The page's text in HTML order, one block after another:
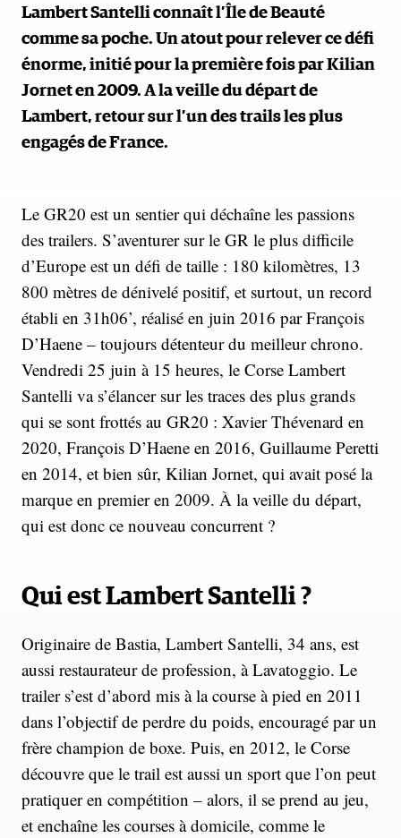
Lambert Santelli connaît l’Île de Beauté
comme sa poche. Un atout pour relever ce défi
énorme, initié pour la première fois par Kilian
Jornet en 2009. A la veille du départ de
Lambert, retour sur l’un des trails les plus
engagés de France.
Le GR20 est un sentier qui déchaîne les passions
des trailers. S’aventurer sur le GR le plus difficile
d’Europe est un défi de taille : 180 kilomètres, 13
800 mètres de dénivelé positif, et surtout, un record
établi en 31h06’, réalisé en juin 2016 par François
D’Haene – toujours détenteur du meilleur chrono.
Vendredi 25 juin à 15 heures, le Corse Lambert
Santelli va s’élancer sur les traces des plus grands
qui se sont frottés au GR20 : Xavier Thévenard en
2020, François D’Haene en 2016, Guillaume Peretti
en 2014, et bien sûr, Kilian Jornet, qui avait posé la
marque en premier en 2009. À la veille du départ,
qui est donc ce nouveau concurrent ?
Qui est Lambert Santelli ?
Originaire de Bastia, Lambert Santelli, 34 ans, est
aussi restaurateur de profession, à Lavatoggio. Le
trailer s’est d’abord mis à la course à pied en 2011
dans l’objectif de perdre du poids, encouragé par un
frère champion de boxe. Puis, en 2012, le Corse
découvre que le trail est aussi un sport que l’on peut
pratiquer en compétition – alors, il se prend au jeu,
et enchaîne les courses à domicile, comme le